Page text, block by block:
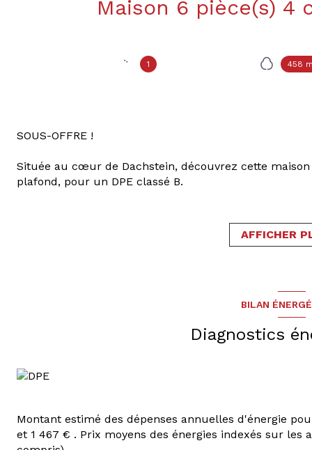
1 458
SOUS-OFFRE !
Située au cœur de Dachstein, découvrez cette
plafond, pour un DPE classé B.
, un dégagement dessert un
neuve entièrement équipée de 11 m² avec cellier
, une buanderie et une cave à aménager
- une terrasse avec pergola, espace jeux et détente.
- une cour entièrement pavée, pouvant accueillir
Prestations de qualité : le bien est exposé Sud/
isolation extérieure (murs et combles), un chauffage
AFFICHER
BILAN
Diagnostics
Montant estimé des dépenses annuelles d'énergie
et 1 467 € . Prix moyens des énergies indexés sur les